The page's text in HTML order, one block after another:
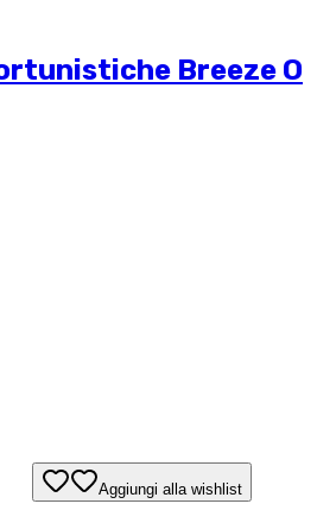
Breeze O
Aggiungi alla wishlist